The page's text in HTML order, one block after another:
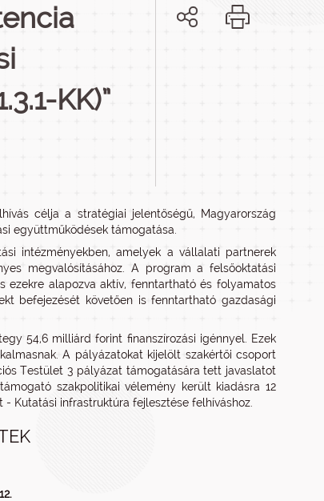
KK)”
célja a stratégiai jelentőségű, Magyarország
együttműködések támogatása.
intézményekben, amelyek a vállalati partnerek
megvalósításához. A program a felsőoktatási
ezekre alapozva aktív, fenntartható és folyamatos
befejezését követően is fenntartható gazdasági
54,6 milliárd forint finanszírozási igénnyel. Ezek
A pályázatokat kijelölt szakértői csoport
Testület 3 pályázat támogatására tett javaslatot
szakpolitikai vélemény került kiadásra 12
Kutatási infrastruktúra fejlesztése felhíváshoz.